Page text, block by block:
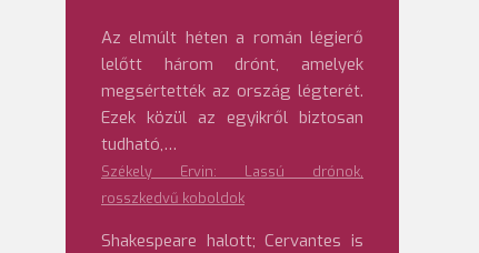
Az elmúlt héten a román légierő
lelőtt három drónt, amelyek
megsértették az ország légterét.
Ezek közül az egyikről biztosan
tudható,…
Székely Ervin: Lassú drónok,
rosszkedvű koboldok
Shakespeare halott; Cervantes is